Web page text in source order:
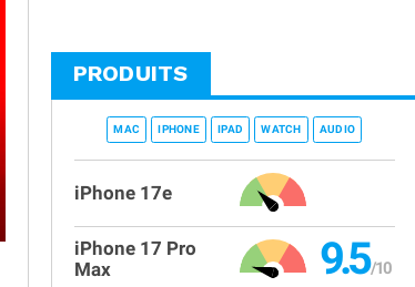
PRODUITS
MAC IPHONE IPAD WATCH AUDIO
iPhone 17e
iPhone 17 Pro
Max
9.5